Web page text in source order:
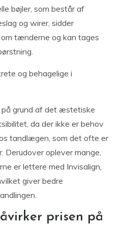
bøjler, som består af
og wirer, sidder
tænderne og kan tages
og behagelige i
grund af det æstetiske
da der ikke er behov
tandlægen, som det ofte er
oplever mange,
er lettere med Invisalign,
giver bedre
prisen på